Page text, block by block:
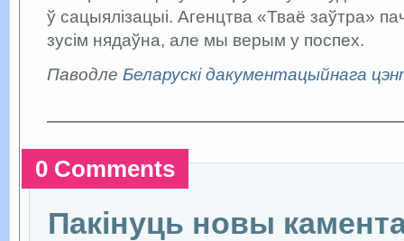
ў сацыялізацыі. Агенцтва «Тваё заўтра»
зусім нядаўна, але мы верым у поспех.
Паводле Беларускі дакументацыйнага
0 Comments
Пакінуць новы